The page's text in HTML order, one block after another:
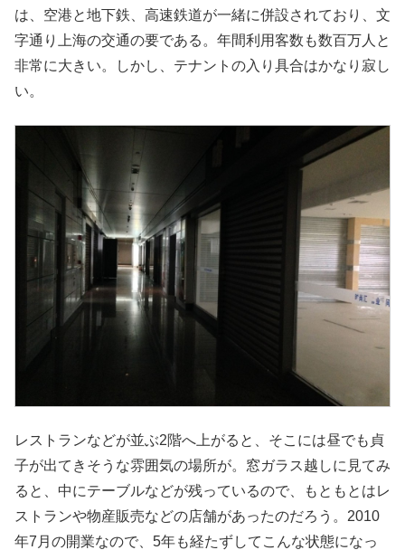
は、空港と地下鉄、高速鉄道が一緒に併設されており、文
字通り上海の交通の要である。年間利用客数も数百万人と
非常に大きい。しかし、テナントの入り具合はかなり寂し
い。
レストランなどが並ぶ2階へ上がると、そこには昼でも貞
子が出てきそうな雰囲気の場所が。窓ガラス越しに見てみ
ると、中にテーブルなどが残っているので、もともとはレ
ストランや物産販売などの店舗があったのだろう。2010
年7月の開業なので、5年も経たずしてこんな状態になっ